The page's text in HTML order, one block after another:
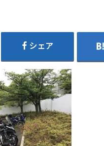
シェア